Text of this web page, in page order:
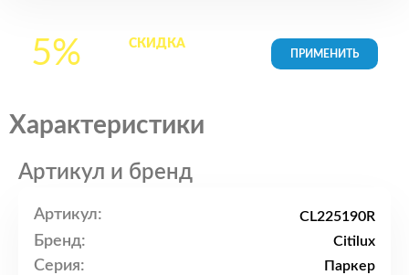
5% СКИДКАна все
Характеристики
Артикул и бренд
Артикул: CL225190R
Бренд: Citilux
Серия: Паркер